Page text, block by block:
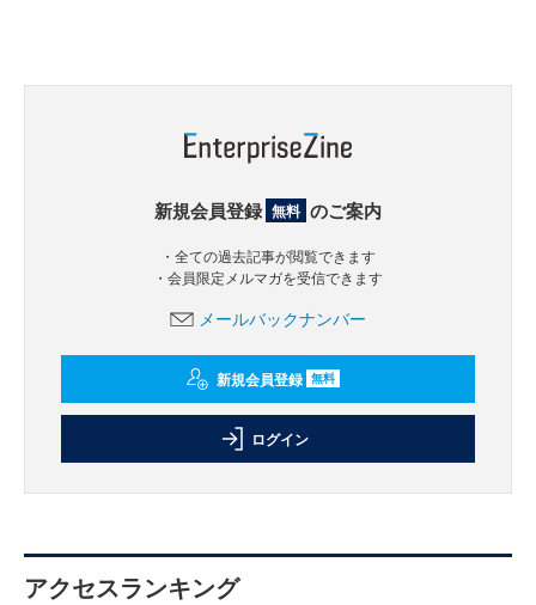
新規会員登録 無料 のご案内
・全ての過去記事が閲覧できます
・会員限定メルマガを受信できます
メールバックナンバー
新規会員登録 無料
ログイン
アクセスランキング